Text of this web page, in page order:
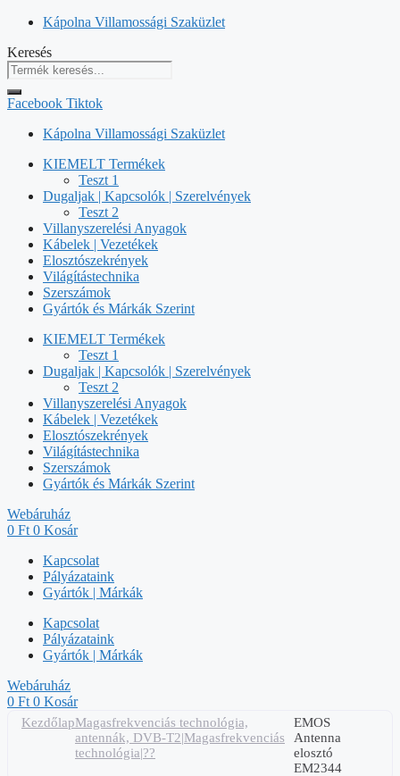
Kilépés
tartalomba
Kápolna Villamossági Szaküzlet
Keresés
Facebook Tiktok
Kápolna Villamossági Szaküzlet
KIEMELT Termékek
Teszt 1
Dugaljak | Kapcsolók | Szerelvények
Teszt 2
Villanyszerelési Anyagok
Kábelek | Vezetékek
Elosztószekrények
Világítástechnika
Szerszámok
Gyártók és Márkák Szerint
KIEMELT Termékek
Teszt 1
Dugaljak | Kapcsolók | Szerelvények
Teszt 2
Villanyszerelési Anyagok
Kábelek | Vezetékek
Elosztószekrények
Világítástechnika
Szerszámok
Gyártók és Márkák Szerint
Webáruház
0 Ft 0 Kosár
Kapcsolat
Pályázataink
Gyártók | Márkák
Kapcsolat
Pályázataink
Gyártók | Márkák
Webáruház
0 Ft 0 Kosár
KezdőlapMagasfrekvenciás technológia,
antennák, DVB-T2|Magasfrekvenciás
technológia|??
EMOS
Antenna
elosztó
EM2344